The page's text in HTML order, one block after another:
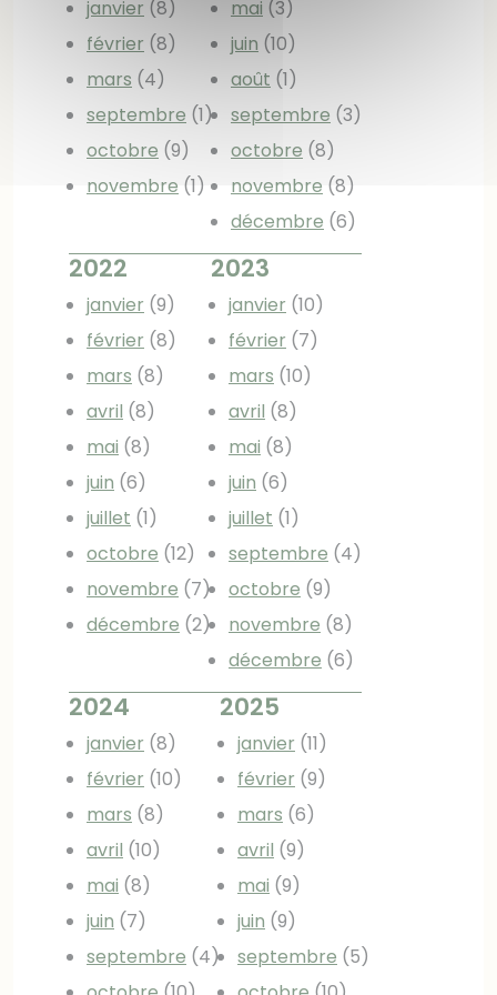
janvier (8)
février (8)
mars (4)
septembre (1)
octobre (9)
novembre (1)
mai (3)
juin (10)
août (1)
septembre (3)
octobre (8)
novembre (8)
décembre (6)
2022
janvier (9)
février (8)
mars (8)
avril (8)
mai (8)
juin (6)
juillet (1)
octobre (12)
novembre (7)
décembre (2)
2023
janvier (10)
février (7)
mars (10)
avril (8)
mai (8)
juin (6)
juillet (1)
septembre (4)
octobre (9)
novembre (8)
décembre (6)
2024
janvier (8)
février (10)
mars (8)
avril (10)
mai (8)
juin (7)
septembre (4)
2025
janvier (11)
février (9)
mars (6)
avril (9)
mai (9)
juin (9)
septembre (5)